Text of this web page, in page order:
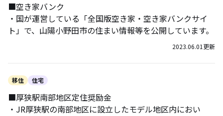
■空き家バンク
・国が運営している「全国版空き家・空き家バンクサイ
ト」で、山陽小野田市の住まい情報等を公開しています。
2023.06.01 更新
移住 住宅
■厚狭駅南部地区定住奨励金
・JR厚狭駅の南部地区に設立したモデル地区内におい